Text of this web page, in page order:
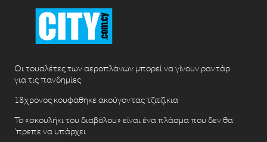
Οι τουαλέτες των αεροπλάνων μπορεί να γίνουν ραντάρ
για τις πανδημίες
18χρονος κουφάθηκε ακούγοντας τζιτζίκια
Το «σκουλήκι του διαβόλου» είναι ένα πλάσμα που δεν θα
‘πρεπε να υπάρχει